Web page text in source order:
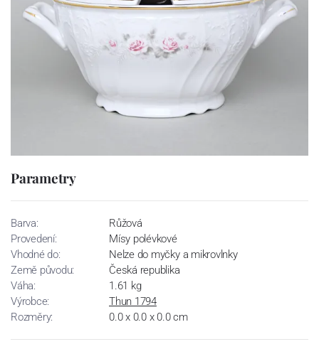
Parametry
Barva:
Růžová
Provedení:
Mísy polévkové
Vhodné do:
Nelze do myčky a mikrovlnky
Země původu:
Česká republika
Váha:
1.61 kg
Výrobce:
Thun 1794
Rozměry:
0.0 x 0.0 x 0.0 cm